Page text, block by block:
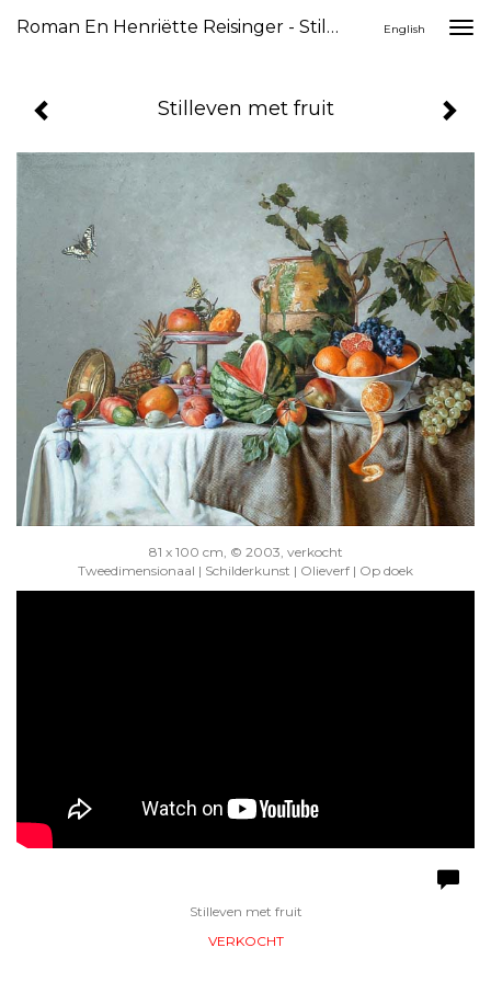
Roman En Henriëtte Reisinger - Stilleven Met Fruit English
Stilleven met fruit
81 x 100 cm, © 2003, verkocht
Tweedimensionaal | Schilderkunst | Olieverf | Op doek
Stilleven met fruit
VERKOCHT